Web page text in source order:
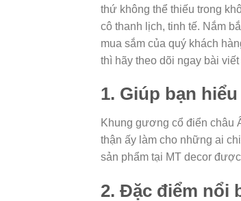
thứ không thể thiếu trong
cô thanh lịch, tinh tế. Nắm
mua sắm của quý khách
thì hãy theo dõi ngay bài
1. Giúp bạn
Khung gương cổ điển châu
thận ấy làm cho những ai
sản phẩm tại MT decor
2. Đặc điểm nổi